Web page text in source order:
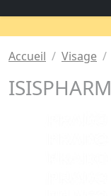
Accueil Visage